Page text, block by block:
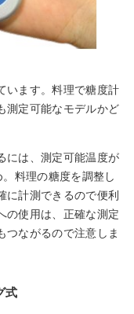
います。料理で糖度計
測定可能なモデルかど
には、測定可能温度が
料理の糖度を調整し
に計測できるので便利
の使用は、正確な測定
つながるので注意しま
式